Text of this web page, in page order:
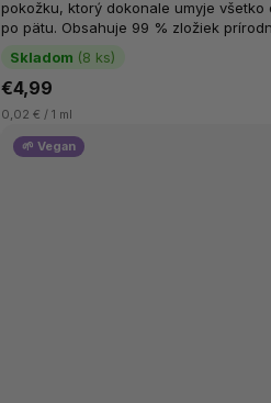
Skladom (8 ks)
€4,99
0,02 € / 1 ml
pokožku, ktorý dokonale umyje všetko
po pätu. Obsahuje 99 % zložiek
pôvodu, vrátane...
🌱 Vegan